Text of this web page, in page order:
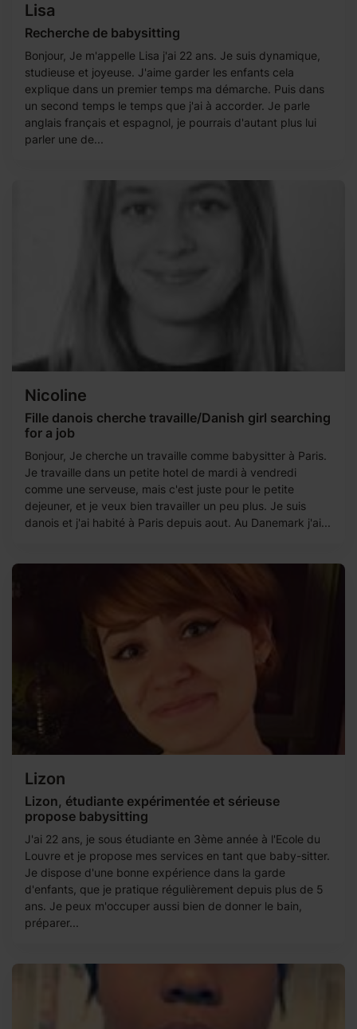
Lisa
Recherche de babysitting
Bonjour, Je m'appelle Lisa j'ai 22 ans. Je suis dynamique,
studieuse et joyeuse. J'aime garder les enfants cela
explique dans un premier temps ma démarche. Puis dans
un second temps le temps que j'ai à accorder. Je parle
anglais français et espagnol, je pourrais d'autant plus lui
parler une de...
Nicoline
Fille danois cherche travaille/Danish girl searching
for a job
Bonjour, Je cherche un travaille comme babysitter à Paris.
Je travaille dans un petite hotel de mardi à vendredi
comme une serveuse, mais c'est juste pour le petite
dejeuner, et je veux bien travailler un peu plus. Je suis
danois et j'ai habité à Paris depuis aout. Au Danemark j'ai...
Lizon
Lizon, étudiante expérimentée et sérieuse
propose babysitting
J'ai 22 ans, je sous étudiante en 3ème année à l'Ecole du
Louvre et je propose mes services en tant que baby-sitter.
Je dispose d'une bonne expérience dans la garde
d'enfants, que je pratique régulièrement depuis plus de 5
ans. Je peux m'occuper aussi bien de donner le bain,
préparer...